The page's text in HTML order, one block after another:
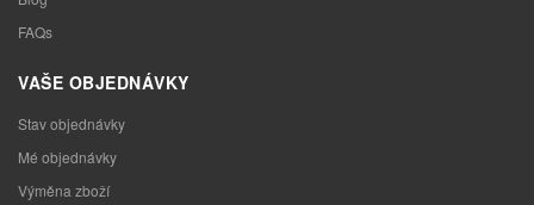
FAQs
VAŠE OBJEDNÁVKY
Stav objednávky
Mé objednávky
Výměna zboží